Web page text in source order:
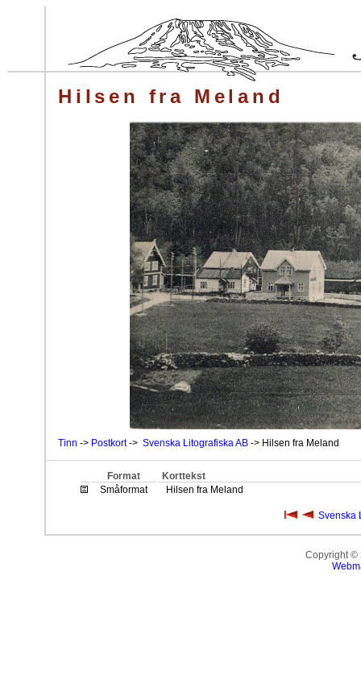
Hilsen fra Meland
Tinn -> Postkort-> Svenska Litografiska AB -> Hilsen fra Meland
Format
Korttekst
Småformat
Hilsen fra Meland
Svenska
Copyright ©